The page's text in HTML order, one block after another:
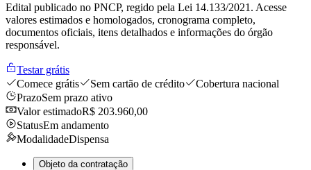
Edital publicado no PNCP, regido pela Lei 14.133/2021. Acesse
valores estimados e homologados, cronograma completo,
documentos oficiais, itens detalhados e informações do órgão
responsável.
Testar grátis
Comece grátis
Sem cartão de crédito
Cobertura nacional
PrazoSem prazo ativo
Valor estimadoR$ 203.960,00
StatusEm andamento
ModalidadeDispensa
Objeto da contratação